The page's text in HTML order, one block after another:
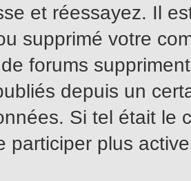
et réessayez. Il
supprimé votre
forums
depuis un
Si tel était le
participer plus